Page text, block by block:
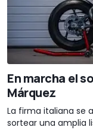
En marcha el
Márquez
La firma italiana se
sortear una amplia